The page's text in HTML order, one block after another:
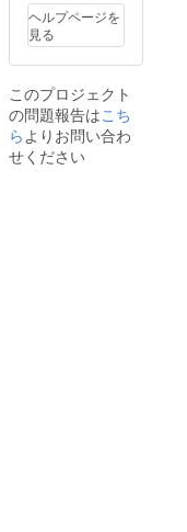
フォルダやプロ
モーションフォ
ルダに入ってし
まうことがあり
ますので、合わ
せてご確認くだ
さい。 docomo
やsoftbank、
ezwebなどの
キャリアメー
ヘルプページを
見る
このプロジェクト
の問題報告はこち
らよりお問い合わ
せください